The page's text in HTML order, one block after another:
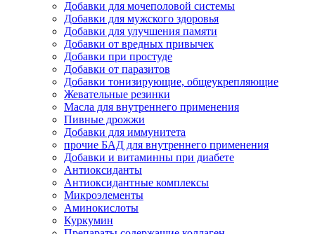
Добавки для мочеполовой системы
Добавки для мужского здоровья
Добавки для улучшения памяти
Добавки от вредных привычек
Добавки при простуде
Добавки от паразитов
Добавки тонизирующие, общеукрепляющие
Жевательные резинки
Масла для внутреннего применения
Пивные дрожжи
Добавки для иммунитета
прочие БАД для внутреннего применения
Добавки и витаминны при диабете
Антиоксиданты
Антиоксидантные комплексы
Микроэлементы
Аминокислоты
Куркумин